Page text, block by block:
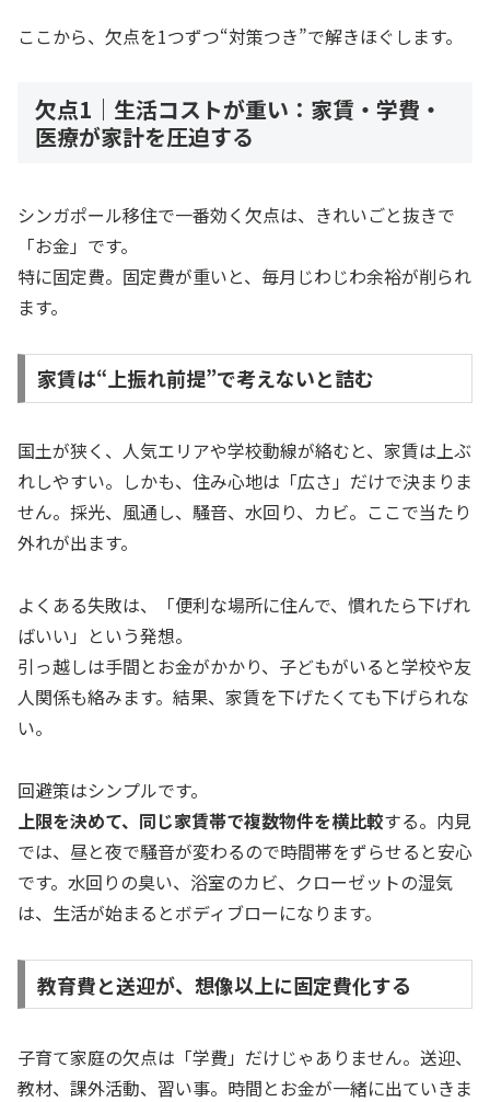
ここから、欠点を1つずつ“対策つき”で解きほぐします。
欠点1｜生活コストが重い：家賃・学費・
医療が家計を圧迫する
シンガポール移住で一番効く欠点は、きれいごと抜きで
「お金」です。
特に固定費。固定費が重いと、毎月じわじわ余裕が削られ
ます。
家賃は“上振れ前提”で考えないと詰む
国土が狭く、人気エリアや学校動線が絡むと、家賃は上ぶ
れしやすい。しかも、住み心地は「広さ」だけで決まりま
せん。採光、風通し、騒音、水回り、カビ。ここで当たり
外れが出ます。
よくある失敗は、「便利な場所に住んで、慣れたら下げれ
ばいい」という発想。
引っ越しは手間とお金がかかり、子どもがいると学校や友
人関係も絡みます。結果、家賃を下げたくても下げられな
い。
回避策はシンプルです。
上限を決めて、同じ家賃帯で複数物件を横比較する。内見
では、昼と夜で騒音が変わるので時間帯をずらせると安心
です。水回りの臭い、浴室のカビ、クローゼットの湿気
は、生活が始まるとボディブローになります。
教育費と送迎が、想像以上に固定費化する
子育て家庭の欠点は「学費」だけじゃありません。送迎、
教材、課外活動、習い事。時間とお金が一緒に出ていきま